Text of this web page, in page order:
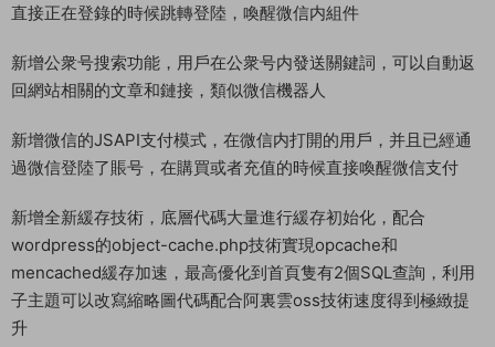
直接正在登錄的時候跳轉登陸，喚醒微信内組件
新增公衆号搜索功能，用戶在公衆号内發送關鍵詞，可以自動返
回網站相關的文章和鏈接，類似微信機器人
新增微信的JSAPI支付模式，在微信内打開的用戶，并且已經通
過微信登陸了賬号，在購買或者充值的時候直接喚醒微信支付
新增全新緩存技術，底層代碼大量進行緩存初始化，配合
wordpress的object-cache.php技術實現opcache和
mencached緩存加速，最高優化到首頁隻有2個SQL查詢，利用
子主題可以改寫縮略圖代碼配合阿裏雲oss技術速度得到極緻提
升